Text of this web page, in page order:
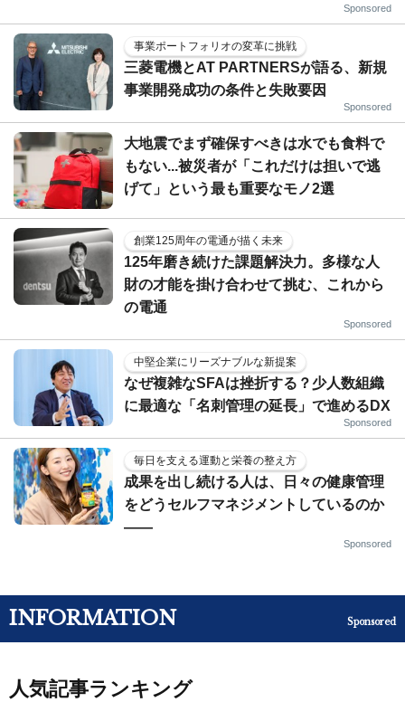
Sponsored
事業ポートフォリオの変革に挑戦
三菱電機とAT PARTNERSが語る、新規
事業開発成功の条件と失敗要因
Sponsored
大地震でまず確保すべきは水でも食料で
もない...被災者が「これだけは担いで逃
げて」という最も重要なモノ2選
創業125周年の電通が描く未来
125年磨き続けた課題解決力。多様な人
財の才能を掛け合わせて挑む、これから
の電通
Sponsored
中堅企業にリーズナブルな新提案
なぜ複雑なSFAは挫折する？少人数組織
に最適な「名刺管理の延長」で進めるDX
Sponsored
毎日を支える運動と栄養の整え方
成果を出し続ける人は、日々の健康管理
をどうセルフマネジメントしているのか
——
Sponsored
INFORMATION Sponsored
人気記事ランキング